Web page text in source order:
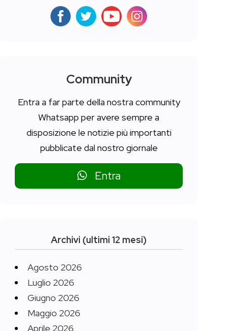
Community
Entra a far parte della nostra community
Whatsapp per avere sempre a
disposizione le notizie più importanti
pubblicate dal nostro giornale
Entra
Archivi (ultimi 12 mesi)
Agosto 2026
Luglio 2026
Giugno 2026
Maggio 2026
Aprile 2026